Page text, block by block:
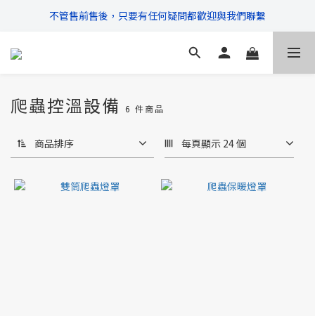
\ 超商滿$399免運!宅配滿$666免運 /
不管售前售後，只要有任何疑問都歡迎與我們聯繫
\ 超商滿$399免運!宅配滿$666免運 /
爬蟲控溫設備 6 件商品
商品排序 每頁顯示 24 個